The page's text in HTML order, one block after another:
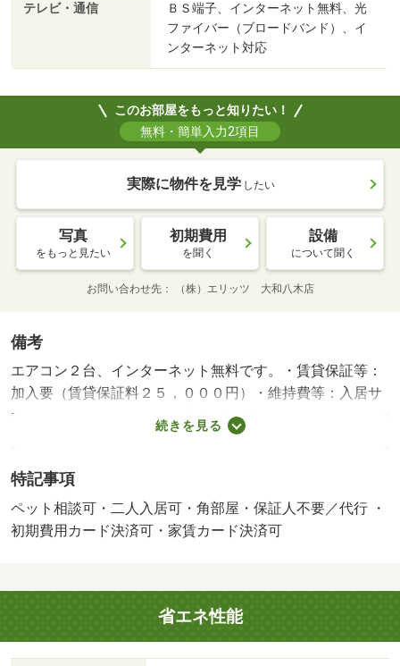
テレビ・通信
ＢＳ端子、インターネット無料、光
ファイバー（ブロードバンド）、イ
ンターネット対応
このお部屋をもっと知りたい！
無料・簡単入力2項目
実際に物件を見学 したい
写真
をもっと見たい
初期費用
を聞く
設備
について聞く
お問い合わせ先 （株）エリッツ 大和八木店
備考
エアコン２台、インターネット無料です。・賃貸保証等：
加入要（賃貸保証料２５，０００円）・維持費等：入居サ
ポート１，９８０円／月・家賃保証料２，８３４円／月・
ペット条件：小型犬可／猫可・２０２６年１１月完成の物
す。ペット相談可能です。共用部には宅配ボックスが備え
付けられており、建物のエントランスにはオートロック機
能があります。・バイク置場：なし・駐輪場：有/鍵交換費
続きを見る
特記事項
ペット相談可・二人入居可・角部屋・保証人不要／代行 ・
初期費用カード決済可・家賃カード決済可
省エネ性能